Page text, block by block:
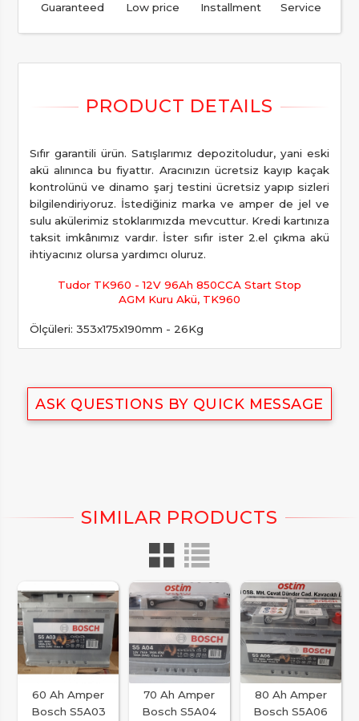
Guaranteed Low price Installment Service
Sıfır garantili ürün. Satışlarımız depozitoludur, yani eski
akü alınınca bu fiyattır. Aracınızın ücretsiz kayıp kaçak
kontrolünü ve dinamo şarj testini ücretsiz yapıp sizleri
bilgilendiriyoruz. İstediğiniz marka ve amper de jel ve
sulu akülerimiz stoklarımızda mevcuttur. Kredi kartınıza
taksit imkânımız vardır. İster sıfır ister 2.el çıkma akü
ihtiyacınız olursa yardımcı oluruz.
Tudor TK960 - 12V 96Ah 850CCA Start Stop
AGM Kuru Akü, TK960
Ölçüleri: 353x175x190mm - 26Kg
ASK QUESTIONS BY QUICK MESSAGE
60 Ah Amper
Bosch S5A03
70 Ah Amper
Bosch S5A04
80 Ah Amper
Bosch S5A06